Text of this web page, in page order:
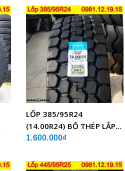
LỐP 385/95R24
(14.00R24) BỐ THÉP LẮP
XE CẨU
1.600.000₫